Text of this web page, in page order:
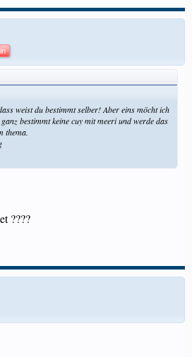
weist du bestimmt selber! Aber eins möcht ich
bestimmt keine cuy mit meeri und werde das
thema.
????